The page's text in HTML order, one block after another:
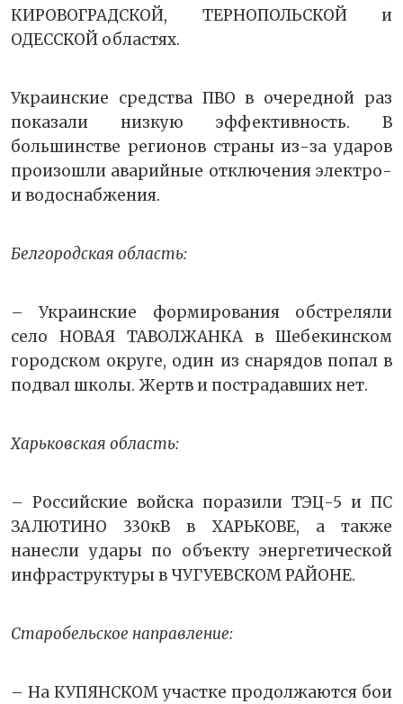
КИРОВОГРАДСКОЙ, ТЕРНОПОЛЬСКОЙ и
ОДЕССКОЙ областях.
Украинские средства ПВО в очередной раз
показали низкую эффективность. В
большинстве регионов страны из-за ударов
произошли аварийные отключения электро-
и водоснабжения.
Белгородская область:
– Украинские формирования обстреляли
село НОВАЯ ТАВОЛЖАНКА в Шебекинском
городском округе, один из снарядов попал в
подвал школы. Жертв и пострадавших нет.
Харьковская область:
– Российские войска поразили ТЭЦ-5 и ПС
ЗАЛЮТИНО 330кВ в ХАРЬКОВЕ, а также
нанесли удары по объекту энергетической
инфраструктуры в ЧУГУЕВСКОМ РАЙОНЕ.
Старобельское направление:
– На КУПЯНСКОМ участке продолжаются бои